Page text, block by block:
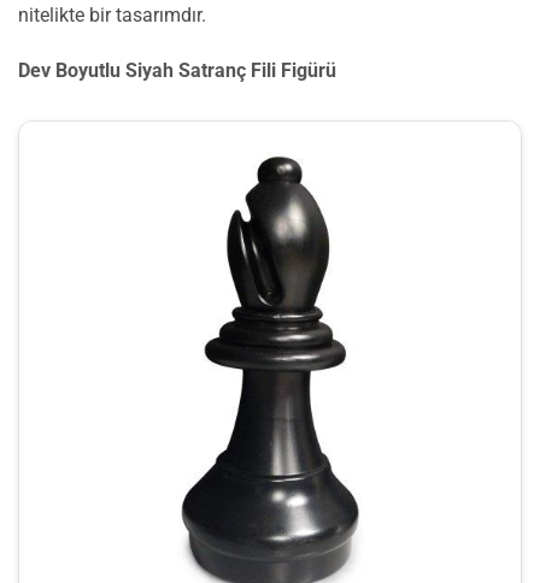
nitelikte bir tasarımdır.
Dev Boyutlu Siyah Satranç Fili Figürü